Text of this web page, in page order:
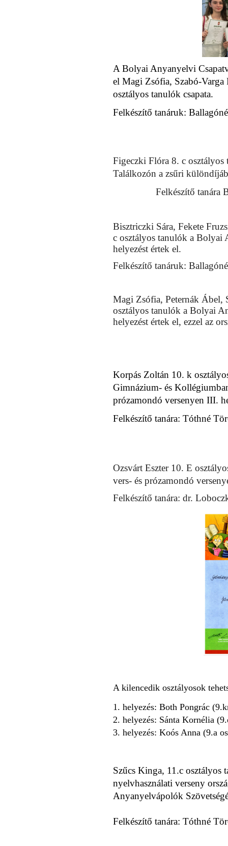
A Bolyai Anyanyelvi
el Magi Zsófia, Szabó-Varga
osztályos tanulók csapata.
Felkészítő tanáruk:
Figeczki Flóra 8. c
Találkozón a zsűri
Felkészítő tanára
Bisztriczki Sára, Fekete
c osztályos tanulók a Bolyai
helyezést értek el.
Felkészítő tanáruk:
Magi Zsófia, Peternák Ábel,
osztályos tanulók a Bolyai
helyezést értek el, ezzel az
Korpás Zoltán 10. k
Gimnázium- és
prózamondó versenyen III.
Felkészítő tanára: Tóthné
Ozsvárt Eszter 10. E
vers- és prózamondó
Felkészítő tanára: dr.
A kilencedik osztályosok
1. helyezés: Both Pongrác
2. helyezés: Sánta Kornélia
3. helyezés: Koós Anna (9.a
Szűcs Kinga, 11.c osztályos
nyelvhasználati verseny
Anyanyelvápolók
Felkészítő tanára: Tóthné